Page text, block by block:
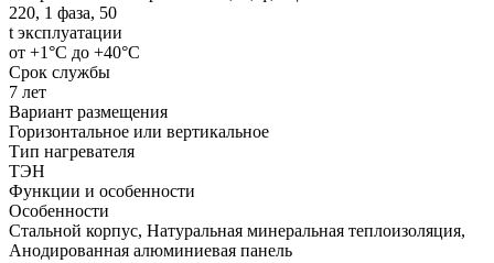
220, 1 фаза, 50
t эксплуатации
от +1°С до +40°С
Срок службы
7 лет
Вариант размещения
Горизонтальное или вертикальное
Тип нагревателя
ТЭН
Функции и особенности
Особенности
Стальной корпус, Натуральная минеральная теплоизоляция,
Анодированная алюминиевая панель